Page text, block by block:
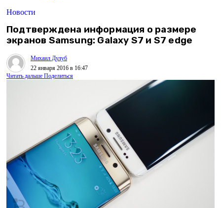
Новости
Подтверждена информация о размере
экранов Samsung: Galaxy S7 и S7 edge
Михаил Дулуб
22 января 2016 в 16:47
Читать дальше Поделиться